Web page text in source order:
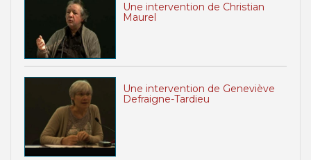
Une intervention de Christian
Maurel
Une intervention de Geneviève
Defraigne-Tardieu